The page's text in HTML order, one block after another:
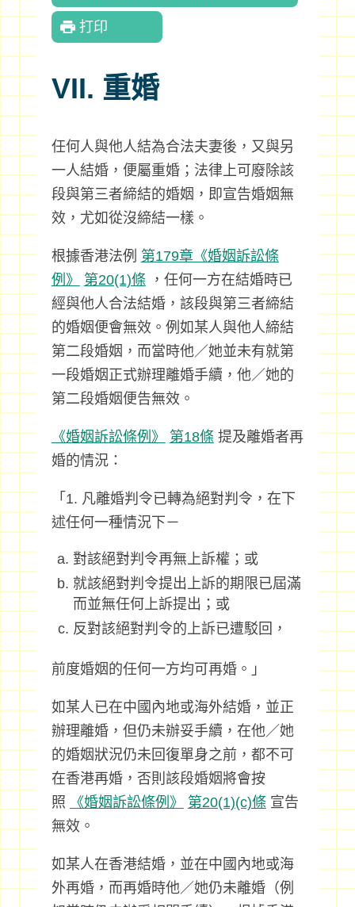
打印
VII. 重婚
任何人與他人結為合法夫妻後，又與另
一人結婚，便屬重婚；法律上可廢除該
段與第三者締結的婚姻，即宣告婚姻無
效，尤如從沒締結一樣。
根據香港法例 第179章《婚姻訴訟條
例》
第20(1)條 ，任何一方在結婚時已
經與他人合法結婚，該段與第三者締結
的婚姻便會無效。例如某人與他人締結
第二段婚姻，而當時他／她並未有就第
一段婚姻正式辦理離婚手續，他／她的
第二段婚姻便告無效。
《婚姻訴訟條例》 第18條 提及離婚者再
婚的情況：
「1. 凡離婚判令已轉為絕對判令，在下
述任何一種情況下－
對該絕對判令再無上訴權；或
就該絕對判令提出上訴的期限已屆滿
而並無任何上訴提出；或
反對該絕對判令的上訴已遭駁回，
前度婚姻的任何一方均可再婚。」
如某人已在中國內地或海外結婚，並正
辦理離婚，但仍未辦妥手續，在他／她
的婚姻狀況仍未回復單身之前，都不可
在香港再婚，否則該段婚姻將會按
照
《婚姻訴訟條例》 第20(1)(c)條 宣告
無效。
如某人在香港結婚，並在中國內地或海
外再婚，而再婚時他／她仍未離婚（例